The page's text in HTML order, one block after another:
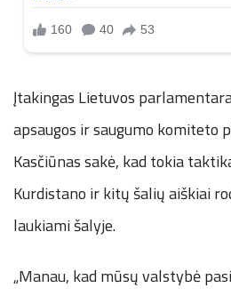
Įtakingas Lietuvos
apsaugos ir saugumo komiteto
Kasčiūnas sakė, kad tokia
Kurdistano ir kitų šalių aiškiai
laukiami šalyje.
„Manau, kad mūsų valstybė